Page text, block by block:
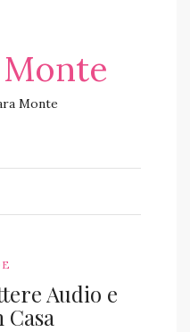
Monte
Audio e
Casa